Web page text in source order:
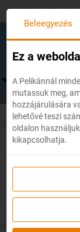
content
Főoldal / Európa
Olcsó
Beleegyezés
Ez a
A Pelikánnál
mutassuk meg,
hozzájárulására
lehetővé teszi
oldalon
kikapcsolhatja.